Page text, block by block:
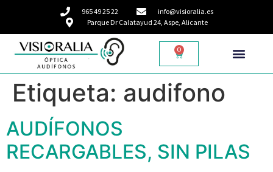
965 49 25 22
info@visioralia.es
Parque Dr Calatayud 24, Aspe, Alicante
0
Etiqueta: audifono
AUDÍFONOS
RECARGABLES, SIN PILAS